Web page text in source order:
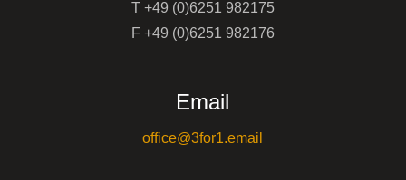
T +49 (0)6251 982175
F +49 (0)6251 982176
Email
office@3for1.email